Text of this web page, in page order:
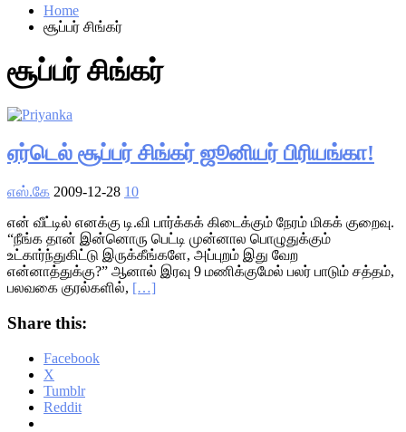
Home
சூப்பர் சிங்கர்
சூப்பர் சிங்கர்
ஏர்டெல் சூப்பர் சிங்கர் ஜூனியர் பிரியங்கா!
எஸ்.கே 2009-12-28 10
என் வீட்டில் எனக்கு டி.வி பார்க்கக் கிடைக்கும் நேரம் மிகக் குறைவு.
“நீங்க தான் இன்னொரு பெட்டி முன்னால பொழுதுக்கும்
உட்கார்ந்துகிட்டு இருக்கீங்களே, அப்புறம் இது வேற
என்னாத்துக்கு?” ஆனால் இரவு 9 மணிக்குமேல் பலர் பாடும் சத்தம்,
பலவகை குரல்களில், […]
Share this:
Facebook
X
Tumblr
Reddit